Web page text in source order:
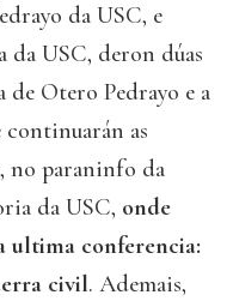
da USC, e
da USC, deron dúas
Otero Pedrayo e a
continuarán as
no paraninfo da
da USC, onde
ultima conferencia:
civil. Ademais,